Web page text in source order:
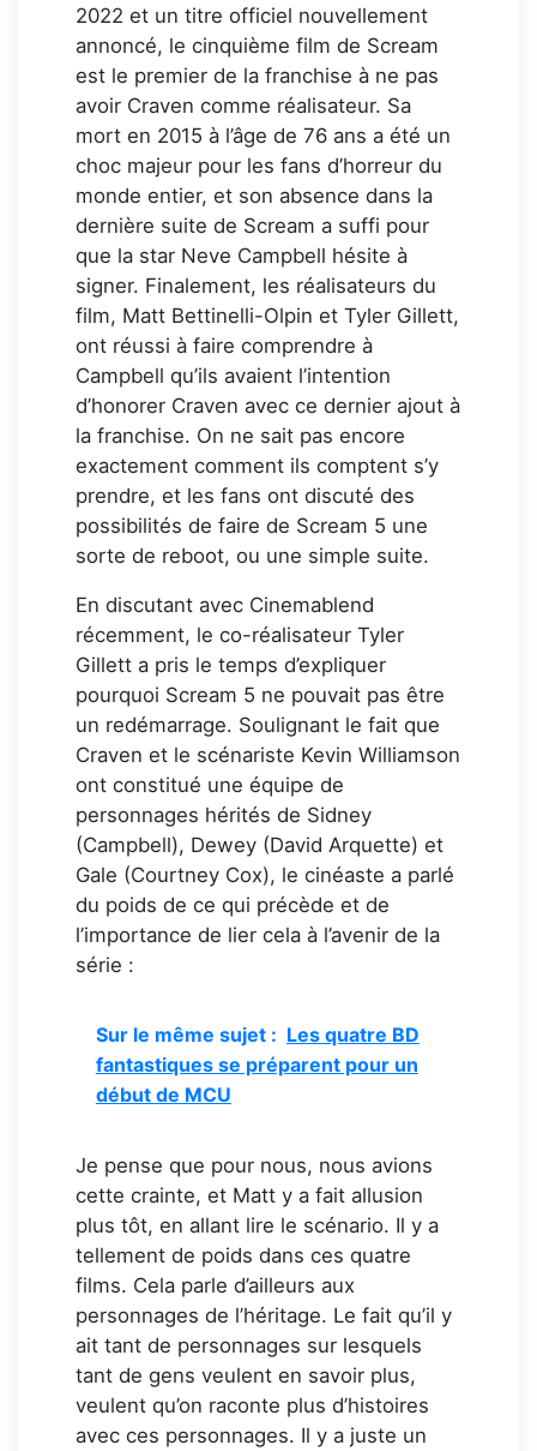
2022 et un titre officiel nouvellement
annoncé, le cinquième film de Scream
est le premier de la franchise à ne pas
avoir Craven comme réalisateur. Sa
mort en 2015 à l’âge de 76 ans a été un
choc majeur pour les fans d’horreur du
monde entier, et son absence dans la
dernière suite de Scream a suffi pour
que la star Neve Campbell hésite à
signer. Finalement, les réalisateurs du
film, Matt Bettinelli-Olpin et Tyler Gillett,
ont réussi à faire comprendre à
Campbell qu’ils avaient l’intention
d’honorer Craven avec ce dernier ajout à
la franchise. On ne sait pas encore
exactement comment ils comptent s’y
prendre, et les fans ont discuté des
possibilités de faire de Scream 5 une
sorte de reboot, ou une simple suite.
En discutant avec Cinemablend
récemment, le co-réalisateur Tyler
Gillett a pris le temps d’expliquer
pourquoi Scream 5 ne pouvait pas être
un redémarrage. Soulignant le fait que
Craven et le scénariste Kevin Williamson
ont constitué une équipe de
personnages hérités de Sidney
(Campbell), Dewey (David Arquette) et
Gale (Courtney Cox), le cinéaste a parlé
du poids de ce qui précède et de
l’importance de lier cela à l’avenir de la
série :
Sur le même sujet : Les quatre BD
fantastiques se préparent pour un
début de MCU
Je pense que pour nous, nous avions
cette crainte, et Matt y a fait allusion
plus tôt, en allant lire le scénario. Il y a
tellement de poids dans ces quatre
films. Cela parle d’ailleurs aux
personnages de l’héritage. Le fait qu’il y
ait tant de personnages sur lesquels
tant de gens veulent en savoir plus,
veulent qu’on raconte plus d’histoires
avec ces personnages. Il y a juste un